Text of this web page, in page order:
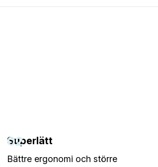
02
Superlätt
Bättre ergonomi och större